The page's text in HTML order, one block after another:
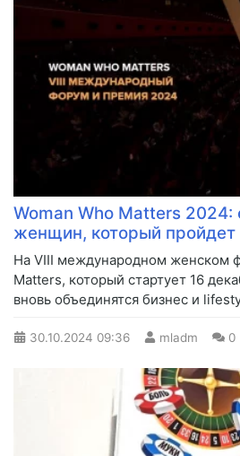
Woman Who Matters
женщин, который
На VIII международном женском
Matters, который стартует 16
вновь объединятся бизнес и
30.10.2024 09:36 mladm 0